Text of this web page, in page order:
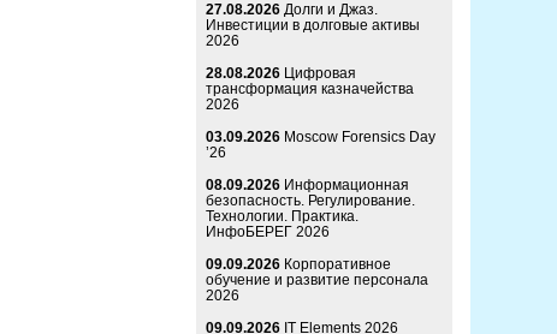
27.08.2026 Долги и Джаз.
Инвестиции в долговые активы
2026
28.08.2026 Цифровая
трансформация казначейства
2026
03.09.2026 Moscow Forensics Day
’26
08.09.2026 Информационная
безопасность. Регулирование.
Технологии. Практика.
ИнфоБЕРЕГ 2026
09.09.2026 Корпоративное
обучение и развитие персонала
2026
09.09.2026 IT Elements 2026